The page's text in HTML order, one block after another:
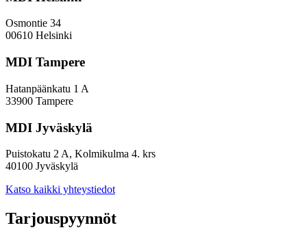
Osmontie 34
00610 Helsinki
MDI Tampere
Hatanpäänkatu 1 A
33900 Tampere
MDI Jyväskylä
Puistokatu 2 A, Kolmikulma 4. krs
40100 Jyväskylä
Katso kaikki yhteystiedot
Tarjouspyynnöt